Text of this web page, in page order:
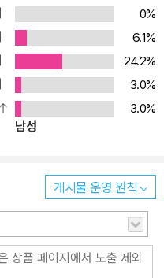
0%
6.1%
24.2%
3.0%
3.0%
남성
게시물 운영 원칙